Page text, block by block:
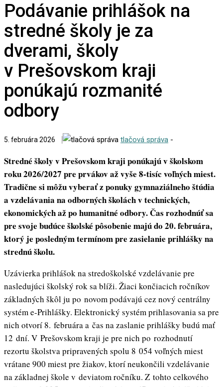
Podávanie prihlášok na
stredné školy je za
dverami, školy
v Prešovskom kraji
ponúkajú rozmanité
odbory
5. februára 2026 tlačová správa -
Stredné školy v Prešovskom kraji ponúkajú v školskom
roku 2026/2027 pre prvákov až vyše 8-tisíc voľných miest.
Tradične si môžu vyberať z ponuky gymnaziálneho štúdia
a vzdelávania na odborných školách v technických,
ekonomických až po humanitné odbory. Čas rozhodnúť sa
pre svoje budúce školské pôsobenie majú do 20. februára,
ktorý je posledným termínom pre zasielanie prihlášky na
strednú školu.
Uzávierka prihlášok na stredoškolské vzdelávanie pre
nasledujúci školský rok sa blíži. Žiaci končiacich ročníkov
základných škôl ju po novom podávajú cez nový centrálny
systém e-Prihlášky. Elektronický systém prihlasovania sa pre
nich otvorí 8. februára a čas na zaslanie prihlášky budú mať
12 dní. V Prešovskom kraji je pre nich po rozhodnutí
rezortu školstva pripravených spolu 8 054 voľných miest
vrátane 900 miest pre žiakov, ktorí neukončili vzdelávanie
na základnej škole v deviatom ročníku. Z tohto celkového